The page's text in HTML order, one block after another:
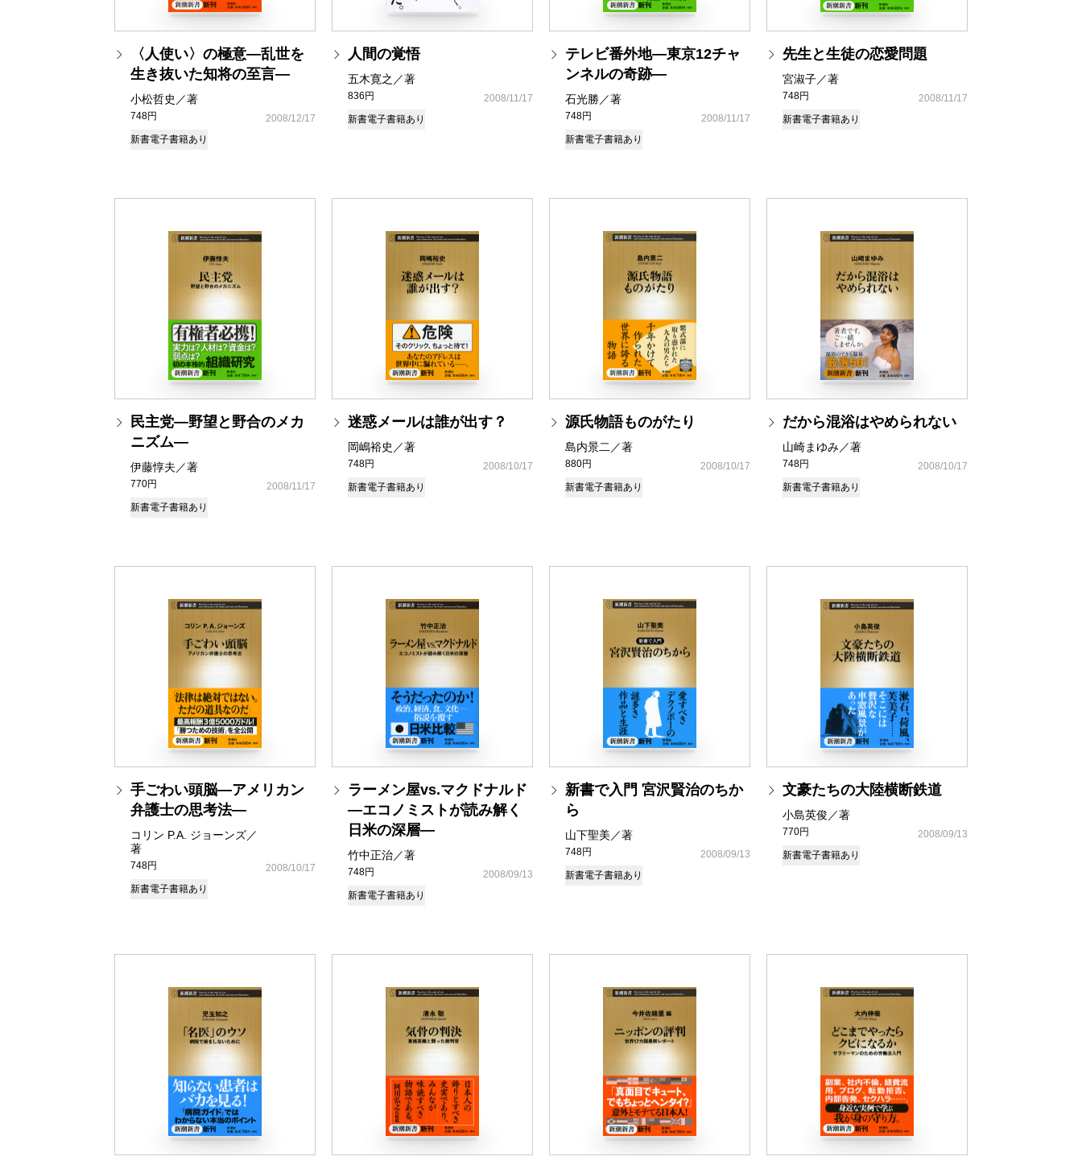
〈人使い〉の極意―乱世を
生き抜いた知将の至言―
小松哲史／著
748円
2008/12/17
新書電子書籍あり
人間の覚悟
五木寛之／著
836円
2008/11/17
新書電子書籍あり
テレビ番外地―東京12チャ
ンネルの奇跡―
石光勝／著
748円
2008/11/17
新書電子書籍あり
先生と生徒の恋愛問題
宮淑子／著
748円
2008/11/17
新書電子書籍あり
民主党―野望と野合のメカ
ニズム―
伊藤惇夫／著
770円
2008/11/17
新書電子書籍あり
迷惑メールは誰が出す？
岡嶋裕史／著
748円
2008/10/17
新書電子書籍あり
源氏物語ものがたり
島内景二／著
880円
2008/10/17
新書電子書籍あり
だから混浴はやめられない
山崎まゆみ／著
748円
2008/10/17
新書電子書籍あり
手ごわい頭脳―アメリカン
弁護士の思考法―
コリン P.A. ジョーンズ／
著
748円
2008/10/17
新書電子書籍あり
ラーメン屋vs.マクドナルド
―エコノミストが読み解く
日米の深層―
竹中正治／著
748円
2008/09/13
新書電子書籍あり
新書で入門 宮沢賢治のちか
ら
山下聖美／著
748円
2008/09/13
新書電子書籍あり
文豪たちの大陸横断鉄道
小島英俊／著
770円
2008/09/13
新書電子書籍あり